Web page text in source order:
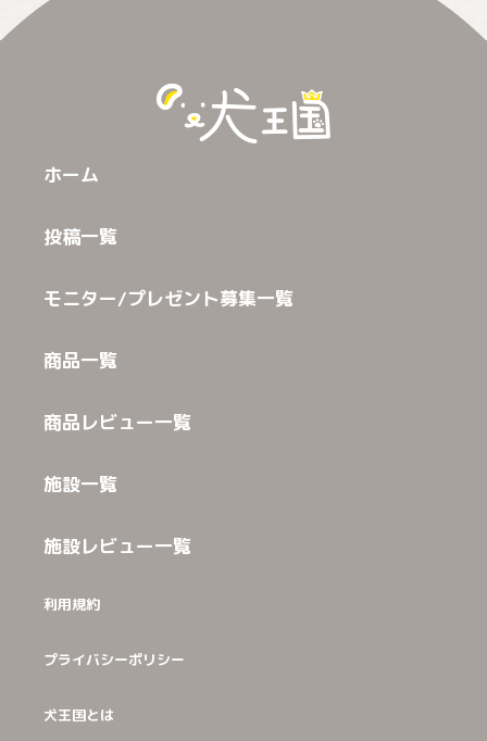
ホーム
投稿一覧
モニター/プレゼント募集一覧
商品一覧
商品レビュー一覧
施設一覧
施設レビュー一覧
利用規約
プライバシーポリシー
犬王国とは